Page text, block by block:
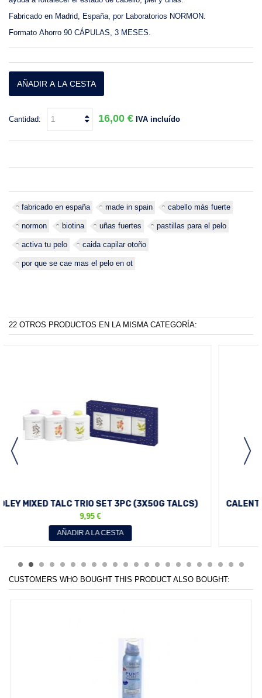
Fabricado en Madrid, España, por Laboratorios NORMON.
Formato Ahorro 90 CÁPULAS, 3 MESES.
AÑADIR A LA CESTA
Cantidad: 16,00 € IVA incluído
fabricado en españa made in spain cabello más fuerte
normon biotina uñas fuertes pastillas para el pelo
activa tu pelo caida capilar otoño
por que se cae mas el pelo en ot
22 OTROS PRODUCTOS EN LA MISMA CATEGORÍA:
TALCS)
CALENTADOR DE YESO PARA DOLORES
CUSTOMERS WHO BOUGHT THIS PRODUCT ALSO BOUGHT: